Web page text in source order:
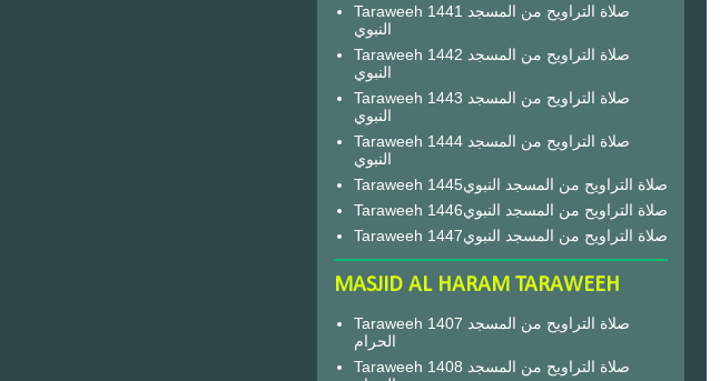
Taraweeh 1441 صلاة التراويح من المسجد
النبوي
Taraweeh 1442 صلاة التراويح من المسجد
النبوي
Taraweeh 1443 صلاة التراويح من المسجد
النبوي
Taraweeh 1444 صلاة التراويح من المسجد
النبوي
Taraweeh 1445صلاة التراويح من المسجد النبوي
Taraweeh 1446صلاة التراويح من المسجد النبوي
Taraweeh 1447صلاة التراويح من المسجد النبوي
MASJID AL HARAM TARAWEEH
Taraweeh 1407 صلاة التراويح من المسجد
الحرام
Taraweeh 1408 صلاة التراويح من المسجد